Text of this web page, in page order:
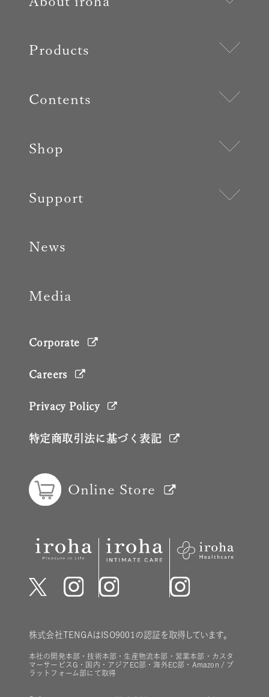
Products
Contents
Shop
Support
News
Media
Online Store
株式会社TENGAはISO9001の認証を取得しています。
本社の開発本部・技術本部・生産物流本部・営業本部・カスタ
マーサービスG・国内・アジアEC部・海外EC部・Amazon / プ
ラットフォーム部にて取得
Corporate
Careers
Privacy Policy
特定商取引法に基づく表記